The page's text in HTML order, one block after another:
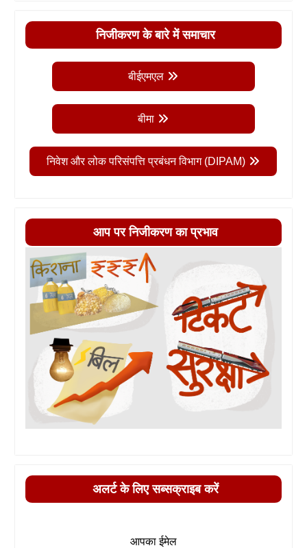
निजीकरण के बारे में समाचार
बीईएमएल
बीमा
निवेश और लोक परिसंपत्ति प्रबंधन विभाग (DIPAM)
आप पर निजीकरण का प्रभाव
अलर्ट के लिए सब्सक्राइब करें
आपका ईमेल